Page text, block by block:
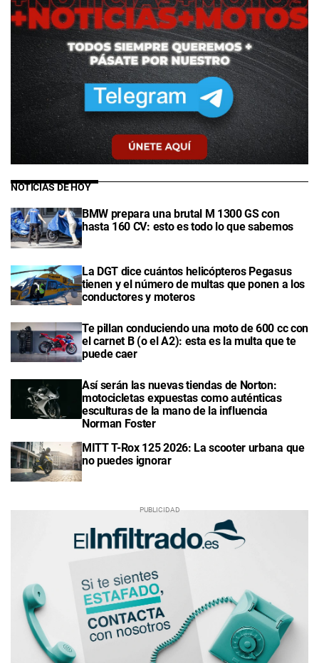
NOTICIAS DE HOY
BMW prepara una brutal M 1300 GS con
hasta 160 CV: esto es todo lo que sabemos
La DGT dice cuántos helicópteros Pegasus
tienen y el número de multas que ponen a los
conductores y moteros
Te pillan conduciendo una moto de 600 cc con
el carnet B (o el A2): esta es la multa que te
puede caer
Así serán las nuevas tiendas de Norton:
motocicletas expuestas como auténticas
esculturas de la mano de la influencia
Norman Foster
MITT T-Rox 125 2026: La scooter urbana que
no puedes ignorar